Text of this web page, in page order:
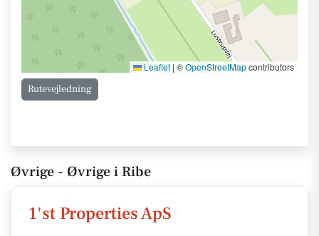
Leaflet | ©OpenStreetMapcontributors
Rutevejledning
Øvrige - Øvrige i Ribe
1'st Properties ApS